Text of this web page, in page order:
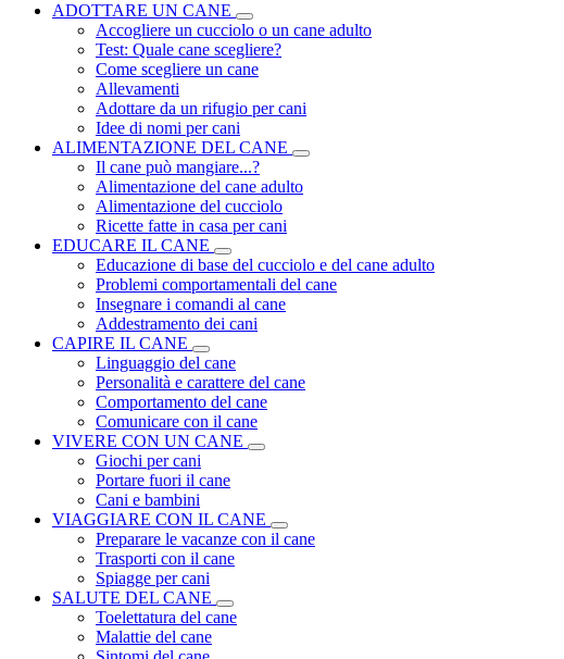
ADOTTARE UN CANE
Accogliere un cucciolo o un cane adulto
Test: Quale cane scegliere?
Come scegliere un cane
Allevamenti
Adottare da un rifugio per cani
Idee di nomi per cani
ALIMENTAZIONE DEL CANE
Il cane può mangiare...?
Alimentazione del cane adulto
Alimentazione del cucciolo
Ricette fatte in casa per cani
EDUCARE IL CANE
Educazione di base del cucciolo e del cane adulto
Problemi comportamentali del cane
Insegnare i comandi al cane
Addestramento dei cani
CAPIRE IL CANE
Linguaggio del cane
Personalità e carattere del cane
Comportamento del cane
Comunicare con il cane
VIVERE CON UN CANE
Giochi per cani
Portare fuori il cane
Cani e bambini
VIAGGIARE CON IL CANE
Preparare le vacanze con il cane
Trasporti con il cane
Spiagge per cani
SALUTE DEL CANE
Toelettatura del cane
Malattie del cane